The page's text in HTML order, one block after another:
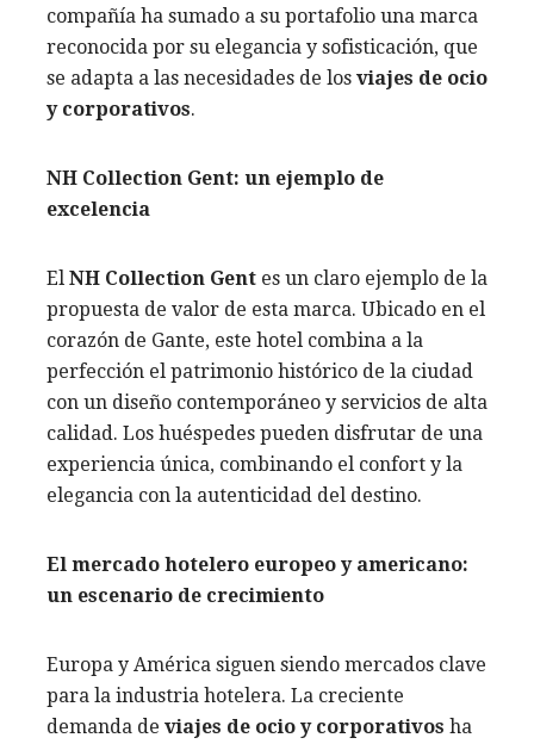
compañía ha sumado a su portafolio una marca
reconocida por su elegancia y sofisticación, que
se adapta a las necesidades de los viajes de ocio
y corporativos.
NH Collection Gent: un ejemplo de
excelencia
El NH Collection Gent es un claro ejemplo de la
propuesta de valor de esta marca. Ubicado en el
corazón de Gante, este hotel combina a la
perfección el patrimonio histórico de la ciudad
con un diseño contemporáneo y servicios de alta
calidad. Los huéspedes pueden disfrutar de una
experiencia única, combinando el confort y la
elegancia con la autenticidad del destino.
El mercado hotelero europeo y americano:
un escenario de crecimiento
Europa y América siguen siendo mercados clave
para la industria hotelera. La creciente
demanda de viajes de ocio y corporativos ha